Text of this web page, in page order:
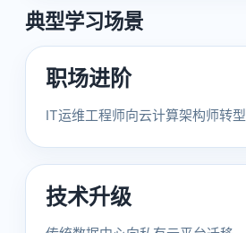
典型学习场景
职场进阶
IT运维工程师向云计算架构师转型
技术升级